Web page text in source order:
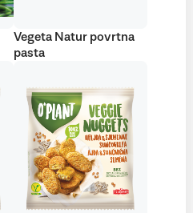
Vegeta Natur povrtna
pasta